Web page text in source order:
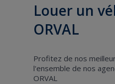
Louer un
ORVAL
Profitez de nos
l'ensemble de nos
ORVAL